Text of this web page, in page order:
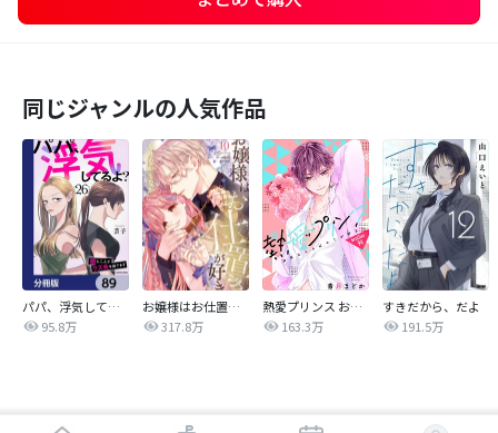
同じジャンルの人気作品
パパ、浮気してるよ？娘と二人でクズ夫を捨てます【分冊版】
95.8万
お嬢様はお仕置きが好き
317.8万
熱愛プリンス お兄ちゃんはキミが好き
163.3万
すきだから、だよ
191.5万